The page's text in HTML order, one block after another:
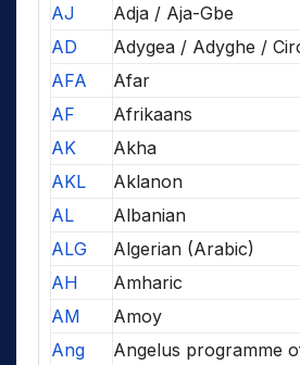
AJ
Adja / Aja-Gbe
AD
Adygea / Adyghe /
AFA
Afar
AF
Afrikaans
AK
Akha
AKL
Aklanon
AL
Albanian
ALG
Algerian (Arabic)
AH
Amharic
AM
Amoy
Ang
Angelus programme